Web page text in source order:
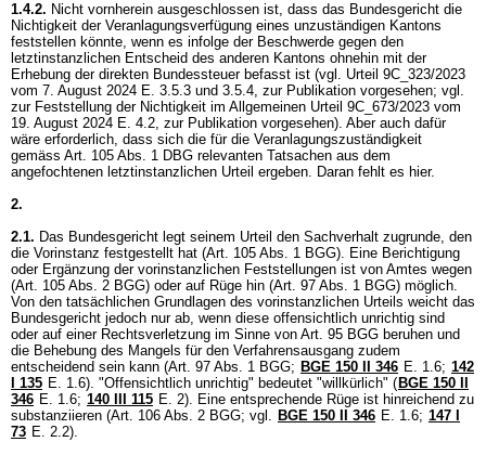
1.4.2. Nicht vornherein ausgeschlossen ist, dass das Bundesgericht die
Nichtigkeit der Veranlagungsverfügung eines unzuständigen Kantons
feststellen könnte, wenn es infolge der Beschwerde gegen den
letztinstanzlichen Entscheid des anderen Kantons ohnehin mit der
Erhebung der direkten Bundessteuer befasst ist (vgl. Urteil 9C_323/2023
vom 7. August 2024 E. 3.5.3 und 3.5.4, zur Publikation vorgesehen; vgl.
zur Feststellung der Nichtigkeit im Allgemeinen Urteil 9C_673/2023 vom
19. August 2024 E. 4.2, zur Publikation vorgesehen). Aber auch dafür
wäre erforderlich, dass sich die für die Veranlagungszuständigkeit
gemäss Art. 105 Abs. 1 DBG relevanten Tatsachen aus dem
angefochtenen letztinstanzlichen Urteil ergeben. Daran fehlt es hier.
2.
2.1. Das Bundesgericht legt seinem Urteil den Sachverhalt zugrunde, den
die Vorinstanz festgestellt hat (Art. 105 Abs. 1 BGG). Eine Berichtigung
oder Ergänzung der vorinstanzlichen Feststellungen ist von Amtes wegen
(Art. 105 Abs. 2 BGG) oder auf Rüge hin (Art. 97 Abs. 1 BGG) möglich.
Von den tatsächlichen Grundlagen des vorinstanzlichen Urteils weicht das
Bundesgericht jedoch nur ab, wenn diese offensichtlich unrichtig sind
oder auf einer Rechtsverletzung im Sinne von Art. 95 BGG beruhen und
die Behebung des Mangels für den Verfahrensausgang zudem
entscheidend sein kann (Art. 97 Abs. 1 BGG; BGE 150 II 346 E. 1.6; 142
I 135 E. 1.6). "Offensichtlich unrichtig" bedeutet "willkürlich" ( BGE 150 II
346 E. 1.6; 140 III 115 E. 2). Eine entsprechende Rüge ist hinreichend zu
substanziieren (Art. 106 Abs. 2 BGG; vgl. BGE 150 II 346 E. 1.6; 147 I
73 E. 2.2).